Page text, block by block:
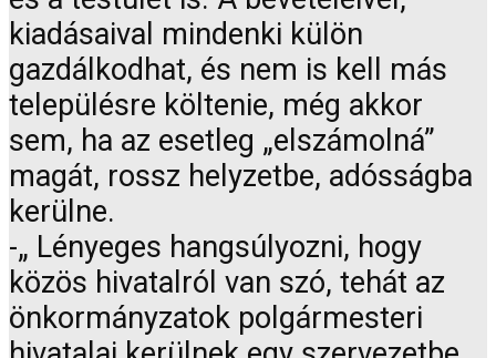
kiadásaival mindenki külön
gazdálkodhat, és nem is kell más
településre költenie, még akkor
sem, ha az esetleg „elszámolná”
magát, rossz helyzetbe, adósságba
kerülne.
-„ Lényeges hangsúlyozni, hogy
közös hivatalról van szó, tehát az
önkormányzatok polgármesteri